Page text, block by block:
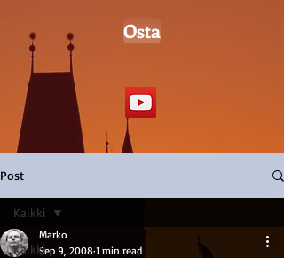
Osta
Post
Kaikki
Kaikki
Marko
Sep 9, 2008 1 min read